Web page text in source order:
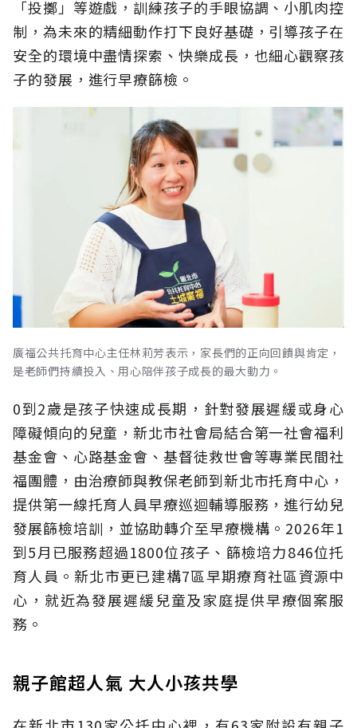
「投擲」等遊戲，訓練孩子的手眼協調、小肌肉控
制，為未來的精細動作打下良好基礎，引導孩子在
安全的環境中盡情探索、快樂成長，也細心觀察孩
子的發展，進行早療篩檢。
廣福公共托育中心主任林莉芳表示，家長們的正向回饋與肯定，
是老師們持續投入、用心陪伴孩子成長的最大動力。
0到2歲是孩子快速成長期，針對發展遲緩或身心
障礙傾向的兒童，新北市社會局結合第一社會福利
基金會、心路基金會、基督徒救世會等專業民間社
福團體，由治療師與教保老師到新北市托育中心，
提供第一線托育人員早療巡迴輔導服務，進行幼兒
發展篩檢培訓，並協助轉介至早療機構。2026年1
到5月已服務超過1800位孩子、篩檢培力846位托
育人員。新北市更已建構7區早期療育社區資源中
心，就近為發展遲緩兒童及家庭提供早療個案服
務。
親子館超人氣 大人小孩共學